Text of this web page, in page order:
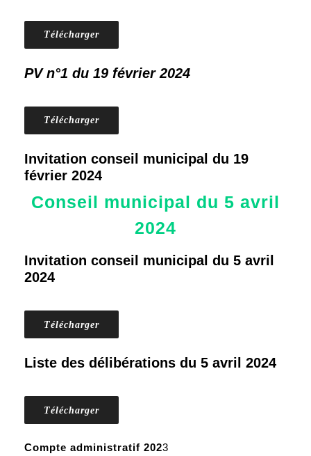
Télécharger
PV n°1 du 19 février 2024
Télécharger
Invitation conseil municipal du 19
février 2024
Conseil municipal du 5 avril
2024
Invitation conseil municipal du 5 avril
2024
Télécharger
Liste des délibérations du 5 avril 2024
Télécharger
Compte administratif 2023